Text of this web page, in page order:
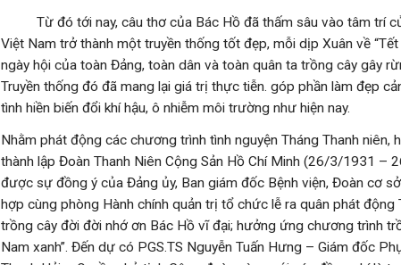
Từ đó tới nay, câu thơ của Bác Hồ đã thấm sâu vào tâm trí
Việt Nam trở thành một truyền thống tốt đẹp, mỗi dịp Xuân về
ngày hội của toàn Đảng, toàn dân và toàn quân ta trồng cây gây
Truyền thống đó đã mang lại giá trị thực tiễn. góp phần làm đẹp
tình hiền biến đổi khí hậu, ô nhiễm môi trường như hiện nay.
Nhằm phát động các chương trình tình nguyện Tháng Thanh niên,
thành lập Đoàn Thanh Niên Cộng Sản Hồ Chí Minh (26/3/1931
được sự đồng ý của Đảng ủy, Ban giám đốc Bệnh viện, Đoàn cơ
hợp cùng phòng Hành chính quản trị tổ chức lễ ra quân phát
trồng cây đời đời nhớ ơn Bác Hồ vĩ đại; hưởng ứng chương trình
Nam xanh”. Đến dự có PGS.TS Nguyễn Tuấn Hưng – Giám đốc